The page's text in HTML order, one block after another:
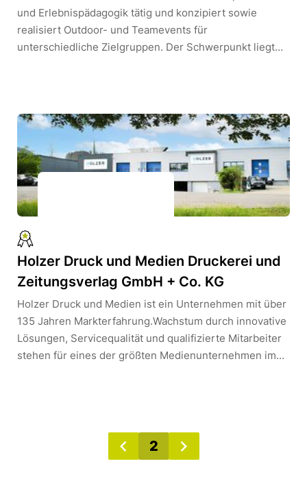
und Erlebnispädagogik tätig und konzipiert sowie
realisiert Outdoor- und Teamevents für
unterschiedliche Zielgruppen. Der Schwerpunkt liegt
Ingolstadt; je nach Projekt finden Einsätze an
wechselnden Veranstaltungsorten statt. Das Team
besteht aus 30 Mitarbeitenden, darunter Event- und
Outdoor-Trainer:innen, Projekt- und
Eventmanager:innen sowie Praktikant:innen.
Holzer Druck und Medien Druckerei und
Zeitungsverlag GmbH + Co. KG
Holzer Druck und Medien ist ein Unternehmen mit über
135 Jahren Markterfahrung.Wachstum durch innovative
Lösungen, Servicequalität und qualifizierte Mitarbeiter
stehen für eines der größten Medienunternehmen im
zwischen 5 verschiedenen Ausbildungen wählen. Jede
Ausbildung dauert 3 Jahre.- Mediengestalter/in Digital
2